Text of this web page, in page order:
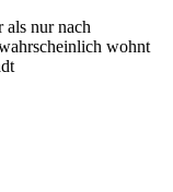
als nur nach
wohnt